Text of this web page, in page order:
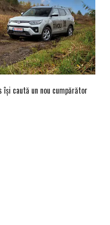
caută un nou cumpărător